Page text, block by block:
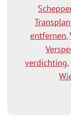
entfernen,
verdichting,